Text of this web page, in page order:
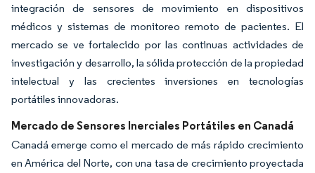
integración de sensores de movimiento en dispositivos
médicos y sistemas de monitoreo remoto de pacientes. El
mercado se ve fortalecido por las continuas actividades de
investigación y desarrollo, la sólida protección de la propiedad
intelectual y las crecientes inversiones en tecnologías
portátiles innovadoras.
Mercado de Sensores Inerciales Portátiles en Canadá
Canadá emerge como el mercado de más rápido crecimiento
en América del Norte, con una tasa de crecimiento proyectada